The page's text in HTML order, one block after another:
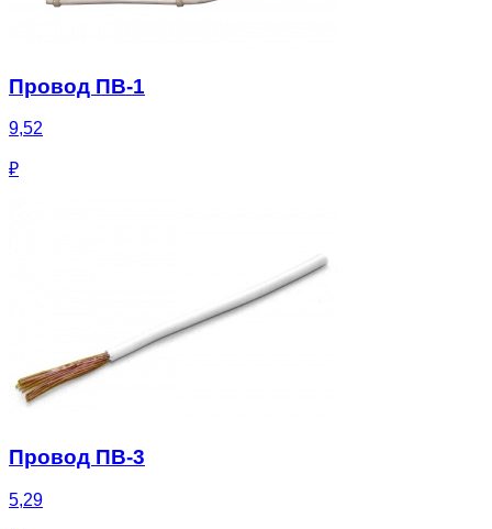
Провод ПВ-1
9,52
₽
Провод ПВ-3
5,29